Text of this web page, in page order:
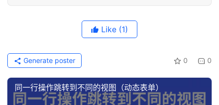
Like (1)
0 0
Generate poster
同一行操作跳转到不同的视图（动态表单）